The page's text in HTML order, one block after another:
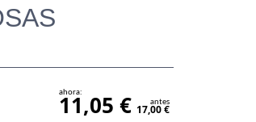
ahora:
11,05 € antes
17,00 €